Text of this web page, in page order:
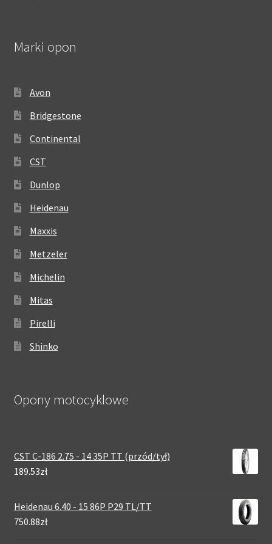
Marki opon
Avon
Bridgestone
Continental
CST
Dunlop
Heidenau
Maxxis
Metzeler
Michelin
Mitas
Pirelli
Shinko
Opony motocyklowe
CST C-186 2.75 - 14 35P TT (przód/tył)
189.53zł
Heidenau 6.40 - 15 86P P29 TL/TT
750.88zł